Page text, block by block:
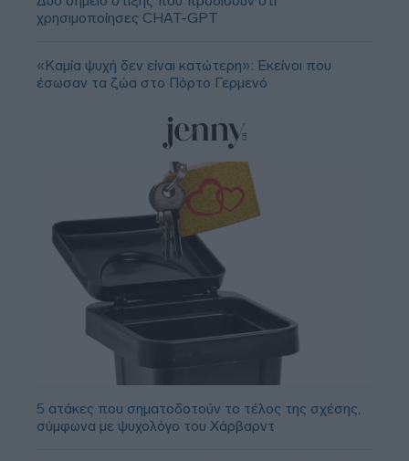
χρησιμοποίησες CHAT-GPT
«Καμία ψυχή δεν είναι κατώτερη»: Εκείνοι που
έσωσαν τα ζώα στο Πόρτο Γερμενό
5 ατάκες που σηματοδοτούν το τέλος της σχέσης,
σύμφωνα με ψυχολόγο του Χάρβαρντ